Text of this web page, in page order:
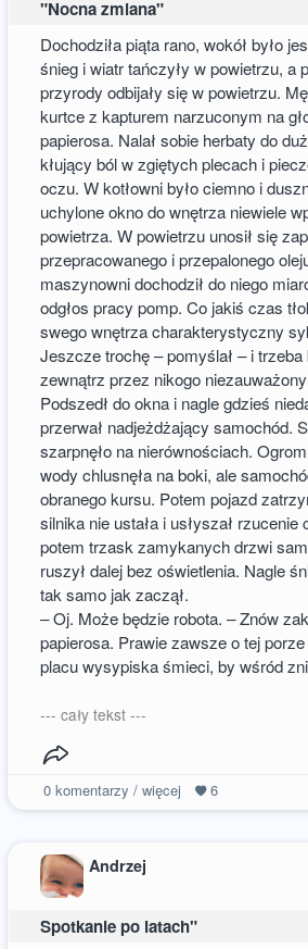
"Nocna zmiana"
Dochodziła piąta rano, wokół było
śnieg i wiatr tańczyły w powietrzu, a
przyrody odbijały się w powietrzu.
kurtce z kapturem narzuconym na
papierosa. Nalał sobie herbaty do
kłujący ból w zgiętych plecach i
oczu. W kotłowni było ciemno i
uchylone okno do wnętrza niewiele
powietrza. W powietrzu unosił się
przepracowanego i przepalonego
maszynowni dochodził do niego
odgłos pracy pomp. Co jakiś czas
swego wnętrza charakterystyczny
Jeszcze trochę – pomyślał – i
zewnątrz przez nikogo
Podszedł do okna i nagle gdzieś
przerwał nadjeżdżający samochód.
szarpnęło na nierównościach.
wody chlusnęła na boki, ale
obranego kursu. Potem pojazd
silnika nie ustała i usłyszał
potem trzask zamykanych drzwi
ruszył dalej bez oświetlenia. Nagle
tak samo jak zaczął.
– Oj. Może będzie robota. – Znów
papierosa. Prawie zawsze o tej
placu wysypiska śmieci, by wśród
--- cały tekst ---
0komentarzy / więcej 6
Andrzej
Spotkanie po latach"